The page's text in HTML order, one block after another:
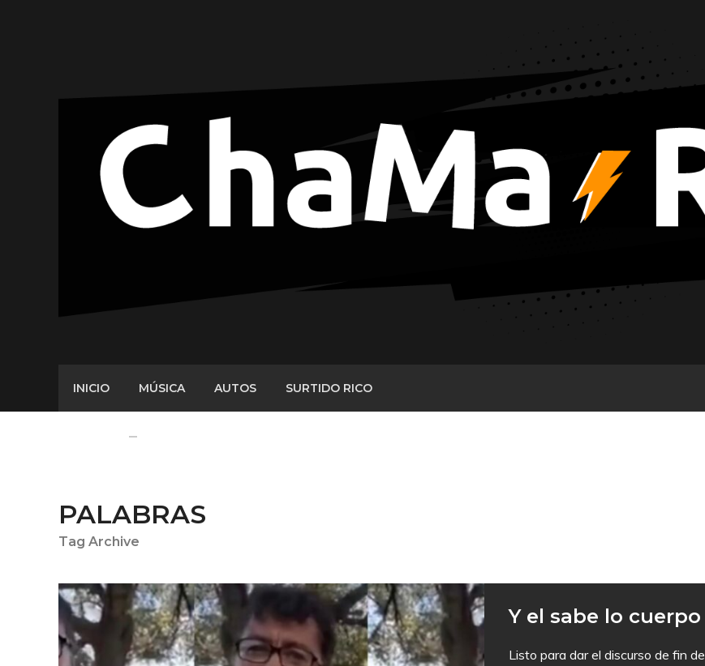
INICIO MÚSICA AUTOS SURTIDO RICO
PALABRAS
Tag Archive
Y el sabe lo cuerpo
Listo para dar el discurso de fin de